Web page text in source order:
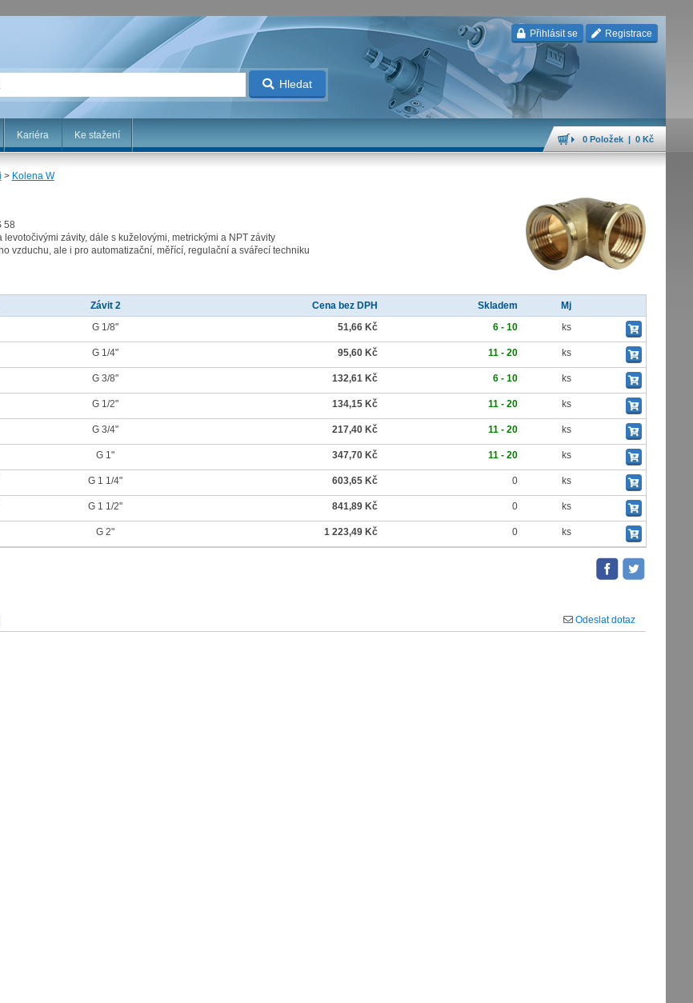
Přihlásit se Registrace
Hledat
Kariéra Ke stažení 0 Položek | 0 Kč
> Kolena W
58
závity, dále s kuželovými, metrickými a NPT závity
vzduchu, ale i pro automatizační, měřící, regulační a svářecí techniku
Závit 2 Cena bez DPH Skladem
Mj
G 1/8" 51,66 Kč 6 - 10 ks
G 1/4" 95,60 Kč 11 - 20 ks
G 3/8" 132,61 Kč 6 - 10 ks
G 1/2" 134,15 Kč 11 - 20 ks
G 3/4" 217,40 Kč 11 - 20 ks
G 1" 347,70 Kč 11 - 20 ks
G 1 1/4" 603,65 Kč 0 ks
G 1 1/2" 841,89 Kč 0 ks
G 2" 1 223,49 Kč 0 ks
Odeslat dotaz